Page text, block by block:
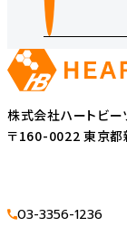
株式会社ハートビ
〒160-0022 東京
03-3356-1236